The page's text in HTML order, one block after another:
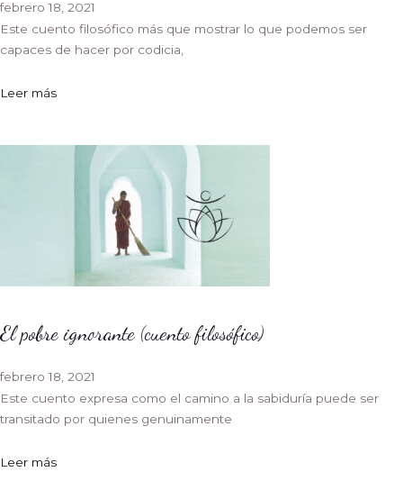
febrero 18, 2021
Este cuento filosófico más que mostrar lo que podemos ser
capaces de hacer por codicia,
Leer más
El pobre ignorante (cuento filosófico)
febrero 18, 2021
Este cuento expresa como el camino a la sabiduría puede ser
transitado por quienes genuinamente
Leer más